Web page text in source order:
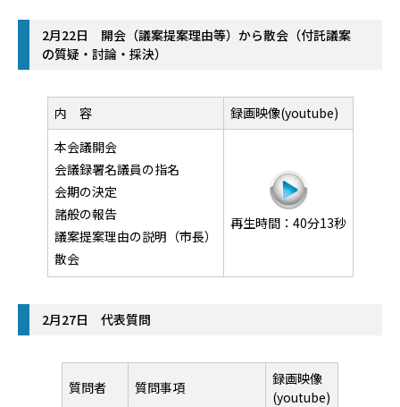
2月22日 開会（議案提案理由等）から散会（付託議案
の質疑・討論・採決）
内 容
録画映像(youtube)
本会議開会
会議録署名議員の指名
会期の決定
諸般の報告
議案提案理由の説明（市長）
散会
再生時間：40分13秒
2月27日 代表質問
質問者 質問事項
録画映像
(youtube)